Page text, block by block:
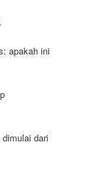
apakah ini
dari